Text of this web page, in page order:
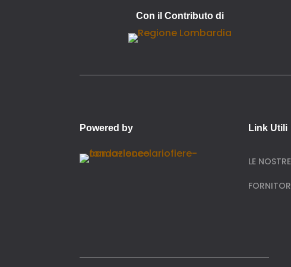
Con il Contributo di
Powered by Link Utili
LE